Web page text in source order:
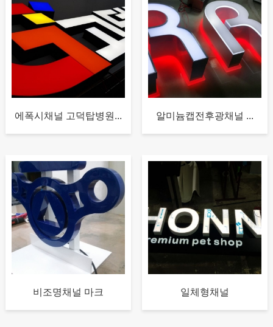
에폭시채널 고덕탑병원... 알미늄캡전후광채널 ...
비조명채널 마크 일체형채널